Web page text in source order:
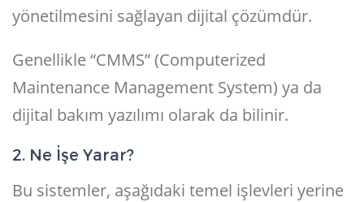
yönetilmesini sağlayan dijital çözümdür.
Genellikle “CMMS” (Computerized
Maintenance Management System) ya da
dijital bakım yazılımı olarak da bilinir.
2. Ne İşe Yarar?
Bu sistemler, aşağıdaki temel işlevleri yerine